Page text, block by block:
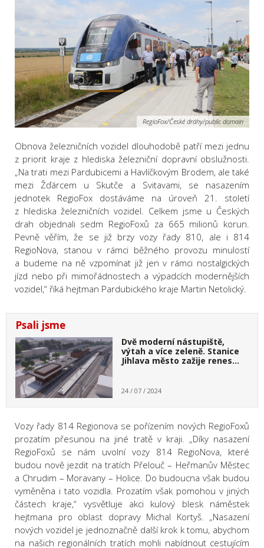
RegioFox/České dráhy/public domain
Obnova železničních vozidel dlouhodobě patří mezi jednu
z priorit kraje z hlediska železniční dopravní obslužnosti.
„Na trati mezi Pardubicemi a Havlíčkovým Brodem, ale také
mezi Žďárcem u Skutče a Svitavami, se nasazením
jednotek RegioFox dostáváme na úroveň 21. století
z hlediska železničních vozidel. Celkem jsme u Českých
drah objednali sedm RegioFoxů za 665 milionů korun.
Pevně věřím, že se již brzy vozy řady 810, ale i 814
RegioNova, stanou v rámci běžného provozu minulostí
a budeme na ně vzpomínat již jen v rámci nostalgických
jízd nebo při mimořádnostech a výpadcích modernějších
vozidel,“ říká hejtman Pardubického kraje Martin Netolický.
Psali jsme
Dvě moderní nástupiště,
výtah a více zeleně. Stanice
Jihlava město zažije renes…
24 / 07 / 2024
Vozy řady 814 Regionova se pořízením nových RegioFoxů
prozatím přesunou na jiné tratě v kraji. „Díky nasazení
RegioFoxů se nám uvolní vozy 814 RegioNova, které
budou nově jezdit na tratích Přelouč – Heřmanův Městec
a Chrudim – Moravany – Holice. Do budoucna však budou
vyměněna i tato vozidla. Prozatím však pomohou v jiných
částech kraje,“ vysvětluje akci kulový blesk náměstek
hejtmana pro oblast dopravy Michal Kortyš. „Nasazení
nových vozidel je jednoznačně další krok k tomu, abychom
na našich regionálních tratích mohli nabídnout cestujícím